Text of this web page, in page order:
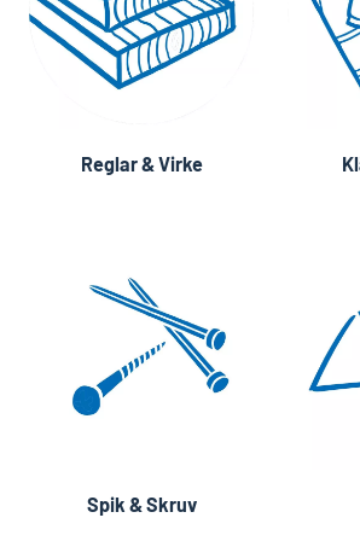
Reglar & Virke
Spik & Skruv